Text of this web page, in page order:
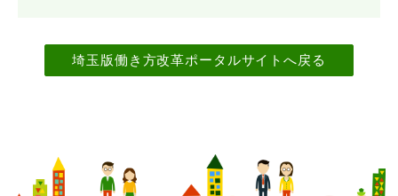
埼玉版働き方改革ポータルサイトへ戻る